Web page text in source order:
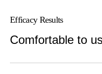
Efficacy Results
Comfortable to